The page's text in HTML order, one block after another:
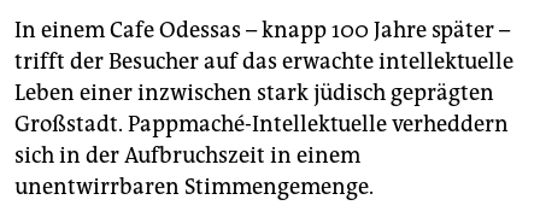
In einem Cafe Odessas – knapp 100 Jahre später –
trifft der Besucher auf das erwachte intellektuelle
Leben einer inzwischen stark jüdisch geprägten
Großstadt. Pappmaché-Intellektuelle verheddern
sich in der Aufbruchszeit in einem
unentwirrbaren Stimmengemenge.